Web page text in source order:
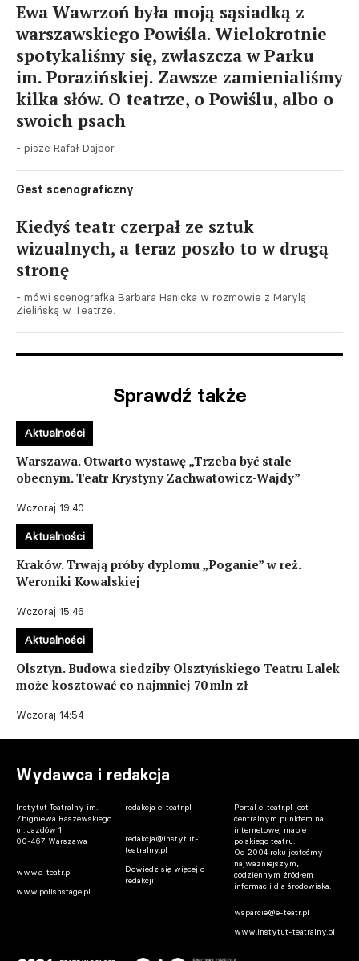
Ewa Wawrzoń była moją sąsiadką z
warszawskiego Powiśla. Wielokrotnie
spotykaliśmy się, zwłaszcza w Parku
im. Porazińskiej. Zawsze zamienialiśmy
kilka słów. O teatrze, o Powiślu, albo o
swoich psach
- pisze Rafał Dajbor.
Gest scenograficzny
Kiedyś teatr czerpał ze sztuk
wizualnych, a teraz poszło to w drugą
stronę
- mówi scenografka Barbara Hanicka w rozmowie z Marylą
Zielińską w Teatrze.
Sprawdź także
Warszawa. Otwarto wystawę „Trzeba być stale
obecnym. Teatr Krystyny Zachwatowicz-Wajdy”
Wczoraj 19:40
Aktualności
Kraków. Trwają próby dyplomu „Poganie” w reż.
Weroniki Kowalskiej
Wczoraj 15:46
Aktualności
Olsztyn. Budowa siedziby Olsztyńskiego Teatru Lalek
może kosztować co najmniej 70 mln zł
Wczoraj 14:54
Aktualności
Wydawca i redakcja
Instytut Teatralny im.
Zbigniewa Raszewskiego
ul. Jazdów 1
00-467 Warszawa
www.e-teatr.pl
www.polishstage.pl
redakcja e-teatr.pl
redakcja@instytut-
teatralny.pl
Dowiedz się więcej o
redakcji
Portal e-teatr.pl jest
centralnym punktem na
internetowej mapie
polskiego teatru.
Od 2004 roku jesteśmy
najważniejszym,
codziennym źródłem
informacji dla środowiska.
wsparcie@e-teatr.pl
www.instytut-teatralny.pl